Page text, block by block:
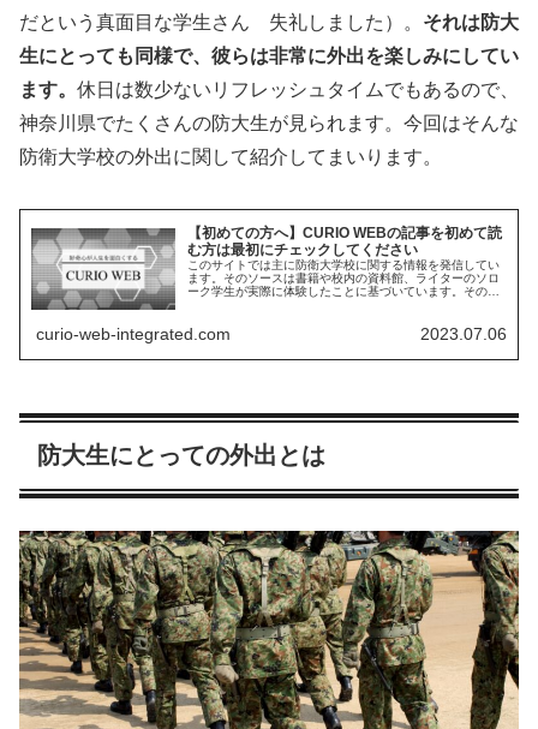
だという真面目な学生さん 失礼しました）。 それは防大
生にとっても同様で、彼らは非常に外出を楽しみにしてい
ます。 休日は数少ないリフレッシュタイムでもあるので、
神奈川県でたくさんの防大生が見られます。今回はそんな
防衛大学校の外出に関して紹介してまいります。
【初めての方へ】CURIO WEBの記事を初めて読
む方は最初にチェックしてください
このサイトでは主に防衛大学校に関する情報を発信してい
ます。そのソースは書籍や校内の資料館、ライターのソロ
ーク学生が実際に体験したことに基づいています。その中
curio-web-integrated.com 2023.07.06
防大生にとっての外出とは